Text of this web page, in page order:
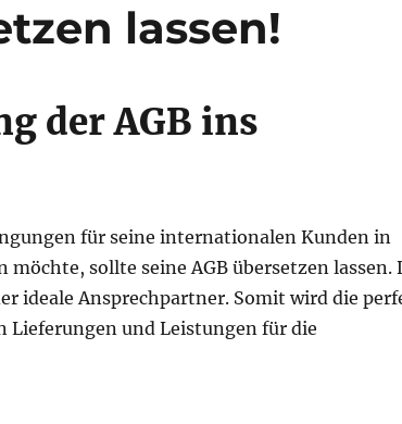
lassen!
der AGB ins
für seine internationalen Kunden in
sollte seine AGB übersetzen lassen.
ideale Ansprechpartner. Somit wird die
Lieferungen und Leistungen für die